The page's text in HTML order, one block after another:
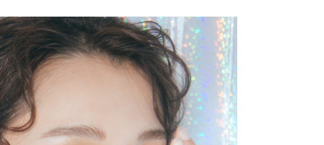
感を与え、光を纏うような自然なツヤと立体感を演出します。※1
メも配合。華やかな印象をもたらします。
ら質感に変化。
感を叶えます。
がら肌ケア
からこそ、エイジングケア※2、保湿、肌のバリア機能をサポートするこ